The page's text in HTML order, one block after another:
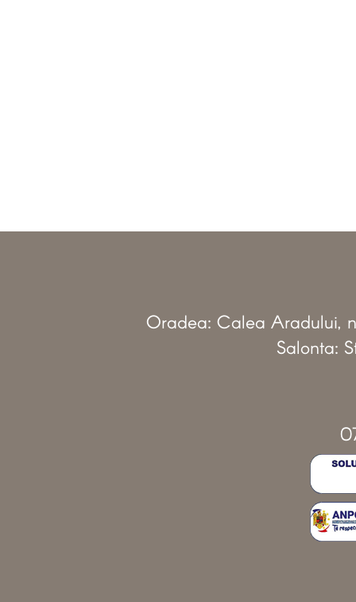
Oradea: Calea Aradului,
Salonta: